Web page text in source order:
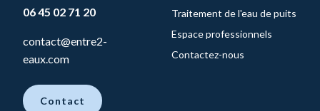
06 45 02 71 20
contact@entre2-
eaux.com
Contact
Traitement de l'eau de puits
Espace professionnels
Contactez-nous